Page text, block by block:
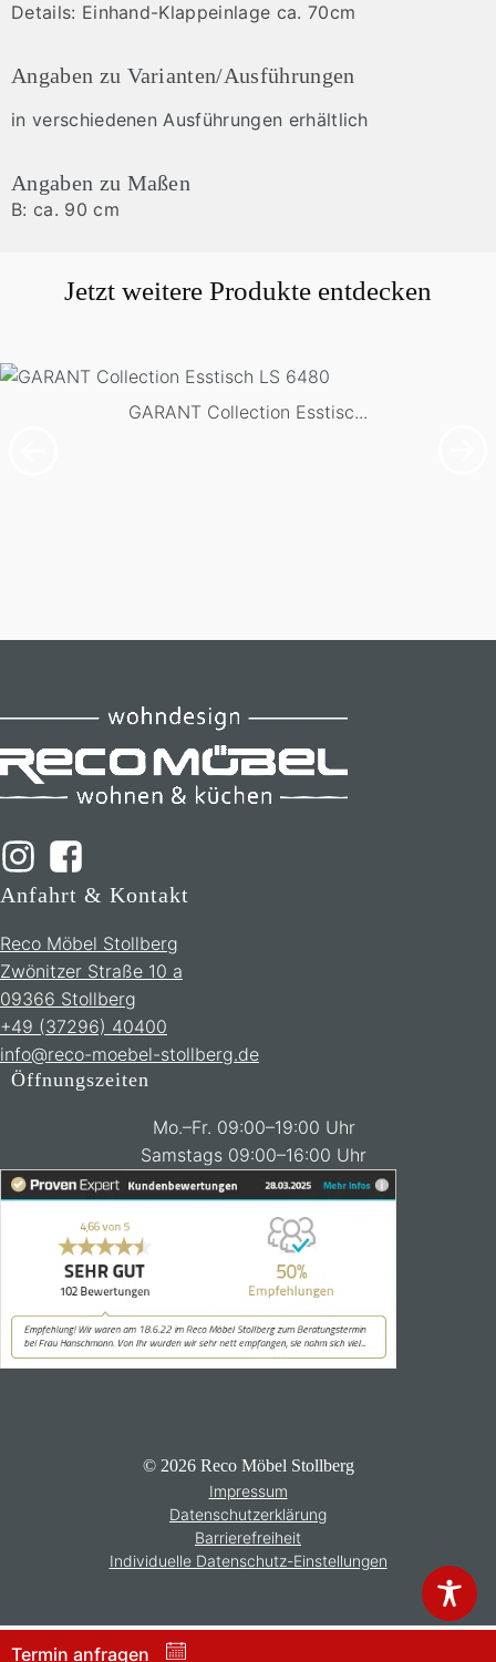
Termin anfragen
Details: Einhand-Klappeinlage ca. 70cm
Angaben zu Varianten/Ausführungen
in verschiedenen Ausführungen erhältlich
Angaben zu Maßen
B: ca. 90 cm
Jetzt weitere Produkte entdecken
GARANT Collection Esstisc...
Anfahrt & Kontakt
Reco Möbel Stollberg
Zwönitzer Straße 10 a
09366 Stollberg
+49 (37296) 40400
info@reco-moebel-stollberg.de
Öffnungszeiten
Mo.–Fr. 09:00–19:00 Uhr
Samstags 09:00–16:00 Uhr
© 2026 Reco Möbel Stollberg
Impressum
Datenschutzerklärung
Barrierefreiheit
Individuelle Datenschutz-Einstellungen